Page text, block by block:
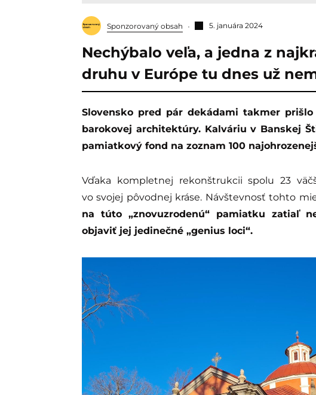
Sponzorovaný obsah 5. januára 2024
Nechýbalo veľa, a jedna z
druhu v Európe tu dnes už
Slovensko pred pár dekádami takmer prišlo o jeden z najvzácnejších skvostov
barokovej architektúry. Kalváriu v Banskej
pamiatkový fond na zoznam 100
Vďaka kompletnej rekonštrukcii spolu 23
vo svojej pôvodnej kráse. Návštevnosť tohto
na túto „znovuzrodenú“ pamiatku zatiaľ
objaviť jej jedinečné „genius loci“.